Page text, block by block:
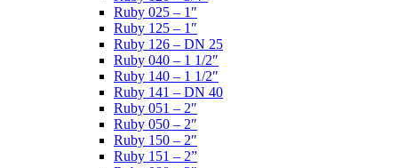
Ruby 025 – 1″
Ruby 125 – 1″
Ruby 126 – DN 25
Ruby 040 – 1 1/2″
Ruby 140 – 1 1/2″
Ruby 141 – DN 40
Ruby 051 – 2″
Ruby 050 – 2″
Ruby 150 – 2″
Ruby 151 – 2”